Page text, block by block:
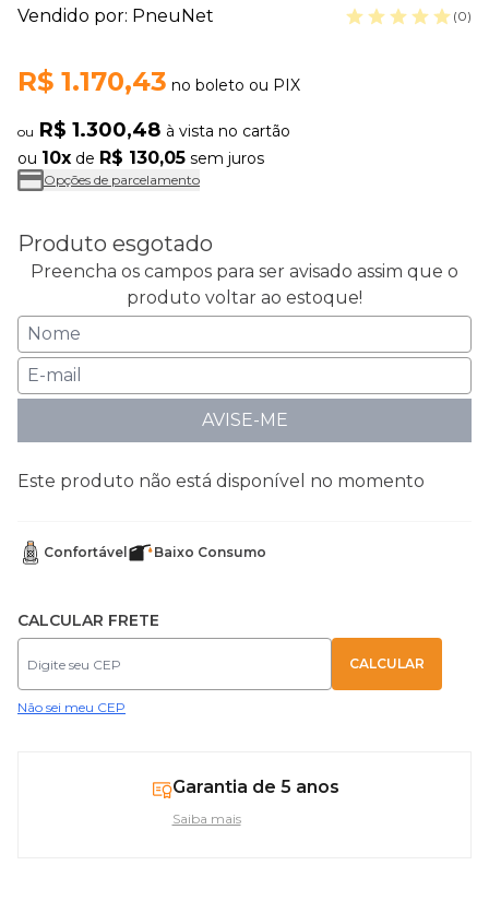
Vendido por: PneuNet (0)
R$ 1.170,43 no boleto ou PIX
ou R$ 1.300,48 à vista no cartão
ou 10x de R$ 130,05 sem juros
Opções de parcelamento
Produto esgotado
Preencha os campos para ser avisado assim que o
produto voltar ao estoque!
AVISE-ME
Este produto não está disponível no momento
Confortável Baixo Consumo
CALCULAR FRETE
Não sei meu CEP
Garantia de 5 anos
Saiba mais